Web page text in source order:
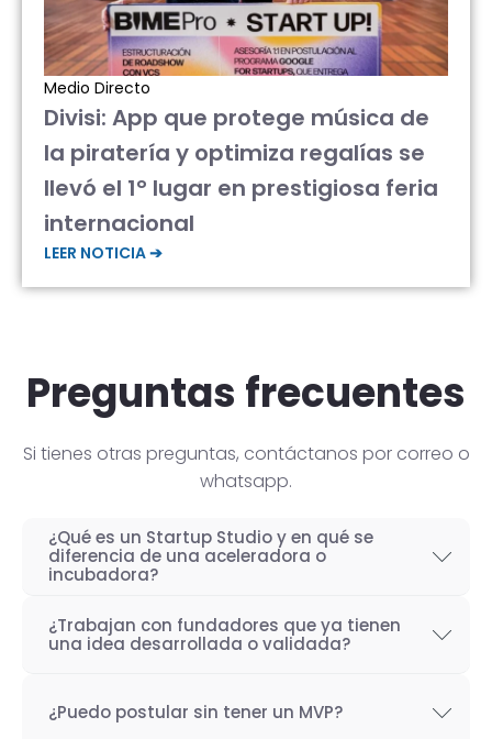
Medio Directo
Divisi: App que protege música de
la piratería y optimiza regalías se
llevó el 1° lugar en prestigiosa feria
internacional
LEER NOTICIA ➔
Preguntas frecuentes
Si tienes otras preguntas, contáctanos por correo o
whatsapp.
¿Qué es un Startup Studio y en qué se
diferencia de una aceleradora o
incubadora?
Un Startup Studio es una organización capaz
de construir startups de manera iterativa,
con experiencia. También se les conoce
¿Trabajan con fundadores que ya tienen
una idea desarrollada o validada?
Startup Studio es lograr un proceso iterativo
¿Puedo postular sin tener un MVP?